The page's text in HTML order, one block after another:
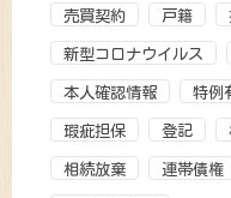
売買契約 戸籍
新型コロナウイルス
本人確認情報 特例
瑕疵担保 登記
相続放棄 連帯債権